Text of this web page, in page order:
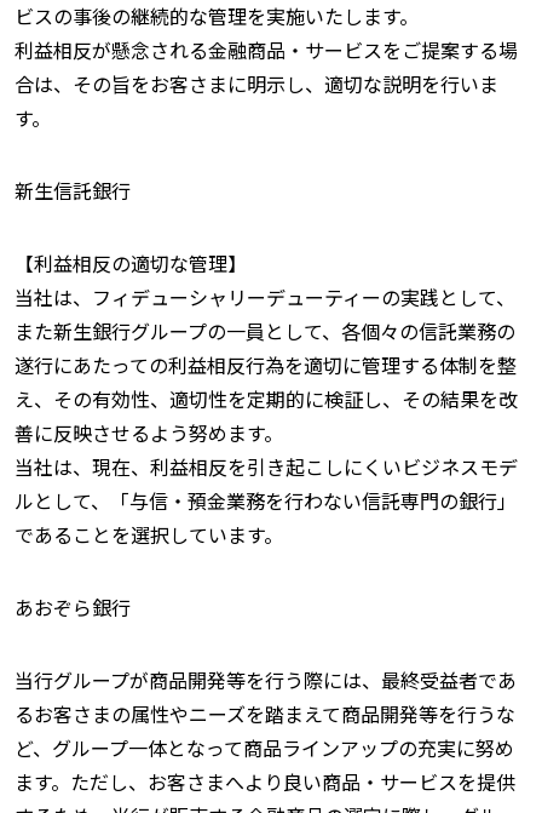
ビスの事後の継続的な管理を実施いたします。
利益相反が懸念される金融商品・サービスをご提案する場
合は、その旨をお客さまに明示し、適切な説明を行いま
す。
新生信託銀行
【利益相反の適切な管理】
当社は、フィデューシャリーデューティーの実践として、
また新生銀行グループの一員として、各個々の信託業務の
遂行にあたっての利益相反行為を適切に管理する体制を整
え、その有効性、適切性を定期的に検証し、その結果を改
善に反映させるよう努めます。
当社は、現在、利益相反を引き起こしにくいビジネスモデ
ルとして、「与信・預金業務を行わない信託専門の銀行」
であることを選択しています。
あおぞら銀行
当行グループが商品開発等を行う際には、最終受益者であ
るお客さまの属性やニーズを踏まえて商品開発等を行うな
ど、グループ一体となって商品ラインアップの充実に努め
ます。ただし、お客さまへより良い商品・サービスを提供